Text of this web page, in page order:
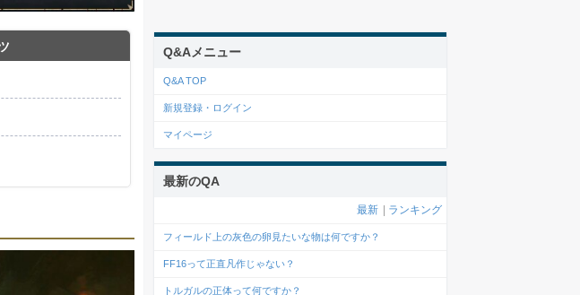
Q&Aメニュー
Q&A TOP
新規登録・ログイン
マイページ
最新のQA
最新 ランキング
フィールド上の灰色の卵見たいな物は何ですか？
FF16って正直凡作じゃない？
トルガルの正体って何ですか？